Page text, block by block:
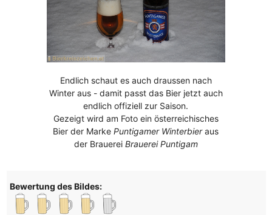
Endlich schaut es auch draussen nach
Winter aus - damit passt das Bier jetzt auch
endlich offiziell zur Saison.
Gezeigt wird am Foto ein österreichisches
Bier der MarkePuntigamer Winterbieraus
der Brauerei Brauerei Puntigam
Bewertung des Bildes: